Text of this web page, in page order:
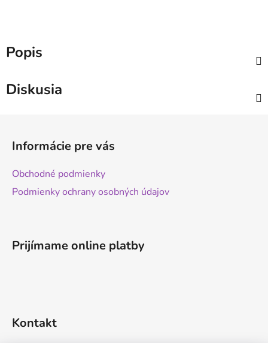
Popis
Diskusia
Informácie pre vás
Obchodné podmienky
Podmienky ochrany osobných údajov
Prijímame online platby
Kontakt